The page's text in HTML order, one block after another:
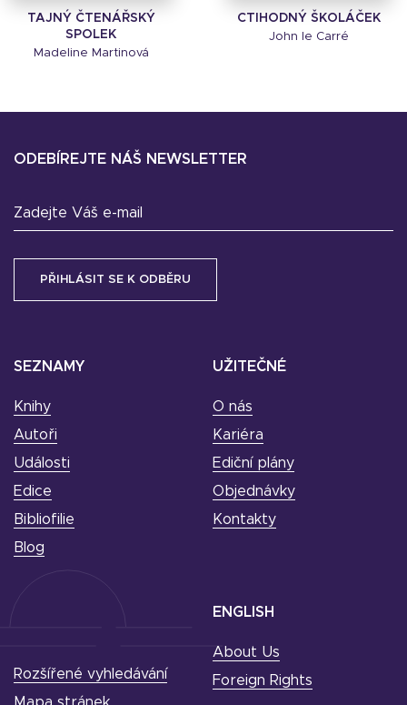
TAJNÝ ČTENÁŘSKÝ
SPOLEK
Madeline Martinová
CTIHODNÝ ŠKOLÁČEK
John le Carré
SEZNAMY
Knihy
Autoři
Události
Edice
Bibliofilie
Blog
UŽITEČNÉ
O nás
Kariéra
Ediční plány
Objednávky
Kontakty
ODEBÍREJTE NÁŠ NEWSLETTER
Zadejte Váš e-mail
ENGLISH
About Us
Foreign Rights
Rozšířené vyhledávání